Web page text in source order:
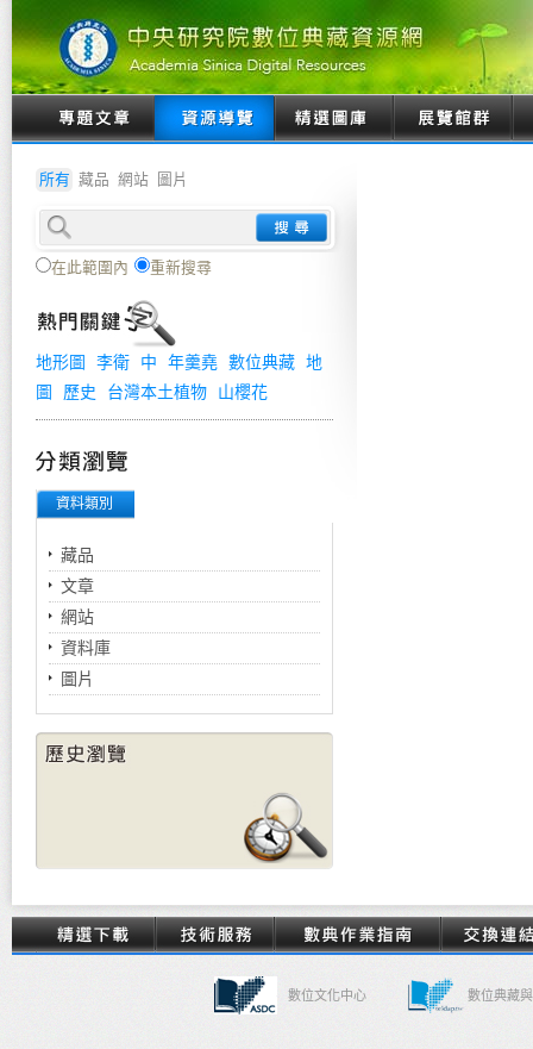
所有 藏品 網站 圖片
在此範圍內 重新搜尋
地形圖 李衛 中 年羹堯 數位典藏 地
圖
歷史 台灣本土植物 山櫻花
資料類別
藏品
文章
網站
資料庫
圖片
數位文化中心 數位典藏